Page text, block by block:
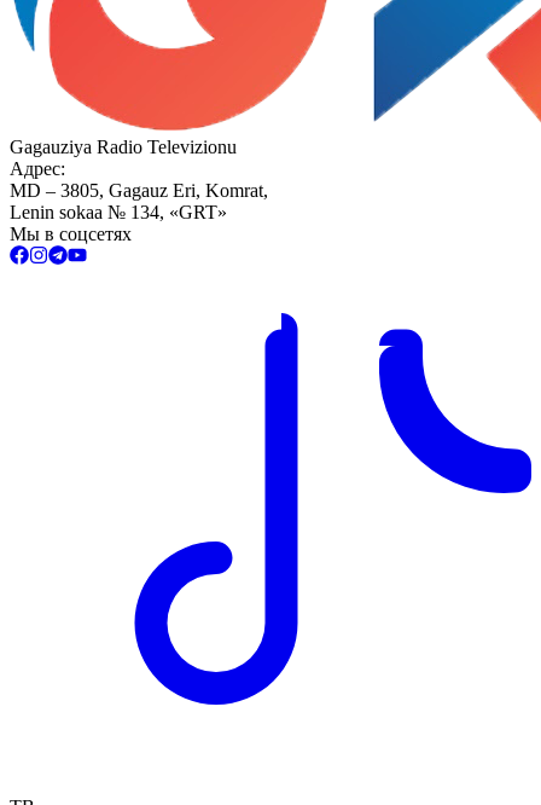
Gagauziya Radio Televizionu
Адрес:
MD – 3805, Gagauz Eri, Komrat,
Lenin sokaa № 134, «GRT»
Мы в соцсетях